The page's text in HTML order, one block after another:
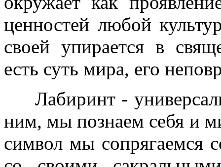
ценностей любой
своей упирается в
есть суть мира, его
Лабиринт -
ним, мы познаем себя и
символ мы сопрягаемся